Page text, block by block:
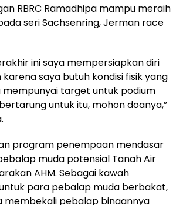
RBRC Ramadhipa mampu meraih
seri Sachsenring, Jerman race
ini saya mempersiapkan diri
saya butuh kondisi fisik yang
mempunyai target untuk podium
untuk itu, mohon doanya,”
program penempaan mendasar
muda potensial Tanah Air
AHM. Sebagai kawah
para pebalap muda berbakat,
membekali pebalap binaannya